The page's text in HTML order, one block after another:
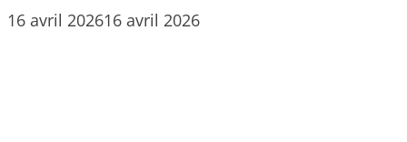
16 avril 202616 avril 2026